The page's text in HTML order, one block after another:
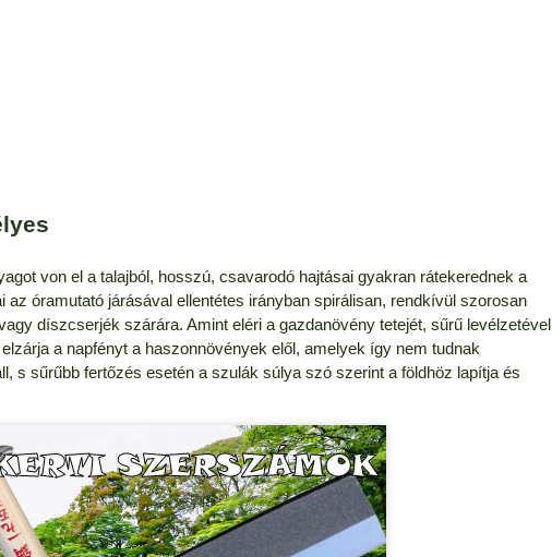
von el a talajból, hosszú, csavarodó hajtásai gyakran rátekerednek a
óramutató járásával ellentétes irányban spirálisan, rendkívül szorosan
díszcserjék szárára. Amint eléri a gazdanövény tetejét, sűrű levélzetével
a napfényt a haszonnövények elől, amelyek így nem tudnak
s sűrűbb fertőzés esetén a szulák súlya szó szerint a földhöz lapítja és